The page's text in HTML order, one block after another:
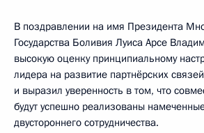
В поздравлении на имя Президента
Государства Боливия Луиса Арсе
высокую оценку принципиальному
лидера на развитие партнёрских
и выразил уверенность в том, что
будут успешно реализованы
двустороннего сотрудничества.